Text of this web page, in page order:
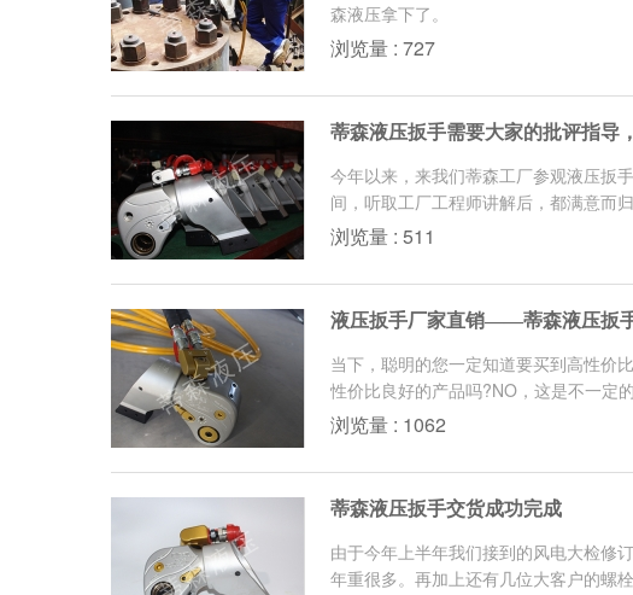
森液压拿下了。
浏览量 : 727
蒂森液压扳手需要大家的批评指导
今年以来，来我们蒂森工厂参观液压扳
间，听取工厂工程师讲解后，都满意而
浏览量 : 511
液压扳手厂家直销——蒂森液压扳
当下，聪明的您一定知道要买到高性价
性价比良好的产品吗?NO，这是不一定
浏览量 : 1062
蒂森液压扳手交货成功完成
由于今年上半年我们接到的风电大检修
年重很多。再加上还有几位大客户的螺